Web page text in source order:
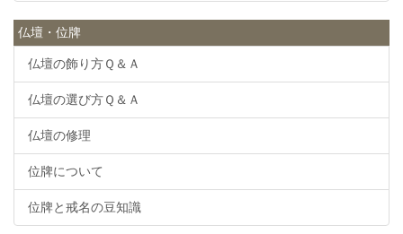
仏壇・位牌
仏壇の飾り方Ｑ＆Ａ
仏壇の選び方Ｑ＆Ａ
仏壇の修理
位牌について
位牌と戒名の豆知識